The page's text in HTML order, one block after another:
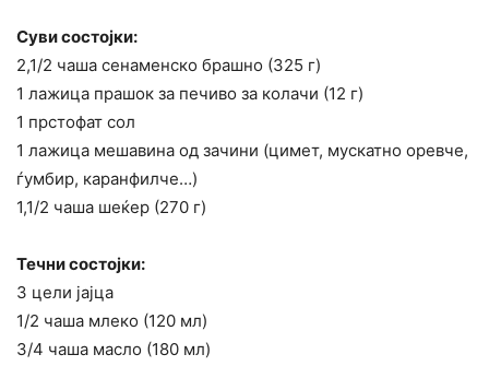
Суви состојки:
2,1/2 чаша сенаменско брашно (325 г)
1 лажица прашок за печиво за колачи (12 г)
1 прстофат сол
1 лажица мешавина од зачини (цимет, мускатно оревче,
ѓумбир, каранфилче…)
1,1/2 чаша шеќер (270 г)
Течни состојки:
3 цели јајца
1/2 чаша млеко (120 мл)
3/4 чаша масло (180 мл)